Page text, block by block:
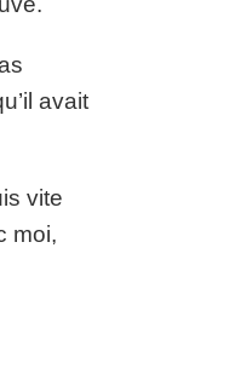
avait
vite
moi,